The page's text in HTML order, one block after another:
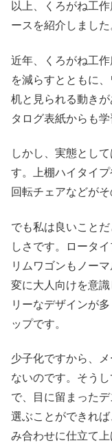
以上、くろがね工
ースを紹介しました
近年、くろがね工
を減らすとともに
机と見られる動き
タログ表紙からも
しかし、実態とし
す。上棚ハイタイ
回転チェアなどがそ
でも私は良いこと
しさです。ロータ
リムワゴンもノー
変に大人向けを意
リーなデザインが
ップです。
少子化ですから、
ないのです。そう
で、目に留まった
選ぶことができれ
み合わせに仕立て